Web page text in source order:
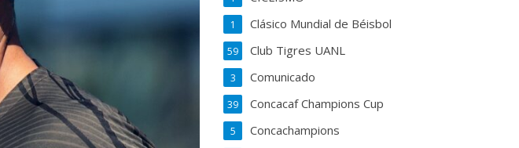
Clásico Mundial de Béisbol
1
Club Tigres UANL
59
Comunicado
3
Concacaf Champions Cup
39
Concachampions
5